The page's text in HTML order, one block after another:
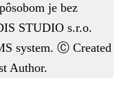
je bez
STUDIO s.r.o.
system. Ⓒ Created
Author.